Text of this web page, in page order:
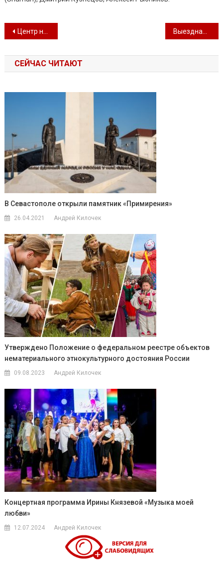
Навигация по записям
Центр народного творчества стал Лауреатом в номинации “Издательская деятельность” за издание книги “Культурно-досуговые учреждения Севастополя. История и современность”
СЕЙЧАС ЧИТАЮТ
В Севастополе открыли памятник «Примирения»
26.04.2021 Андрей Килочек
Утверждено Положение о федеральном реестре объектов
нематериального этнокультурного достояния России
09.08.2023 Андрей Килочек
Концертная программа Ирины Князевой «Музыка моей
любви»
12.07.2024 Андрей Килочек